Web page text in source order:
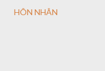
HÔN NHÂN